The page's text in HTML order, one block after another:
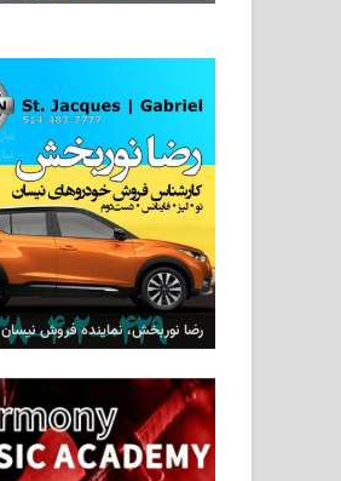
رضا نوربخش، نماینده فروش نیسان